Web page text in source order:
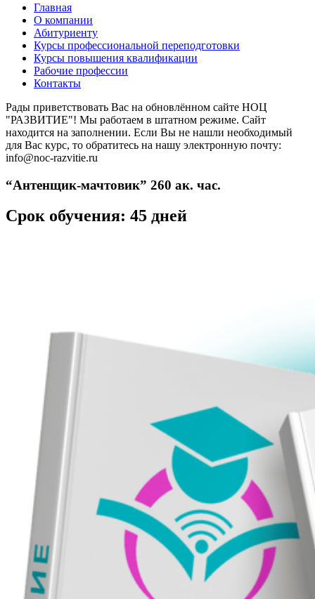
Главная
О компании
Абитуриенту
Курсы профессиональной переподготовки
Курсы повышения квалификации
Рабочие профессии
Контакты
Рады приветствовать Вас на обновлённом сайте НОЦ
"РАЗВИТИЕ"! Мы работаем в штатном режиме. Сайт
находится на заполнении. Если Вы не нашли необходимый
для Вас курс, то обратитесь на нашу электронную почту:
info@noc-razvitie.ru
“Антенщик-мачтовик” 260 ак. час.
Срок обучения: 45 дней